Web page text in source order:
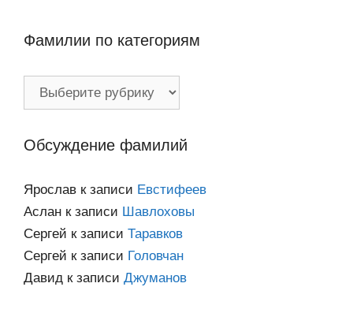
Фамилии по категориям
Фамилии
Обсуждение фамилий
Ярослав к записи Евстифеев
Аслан к записи Шавлоховы
Сергей к записи Таравков
Сергей к записи Головчан
Давид к записи Джуманов